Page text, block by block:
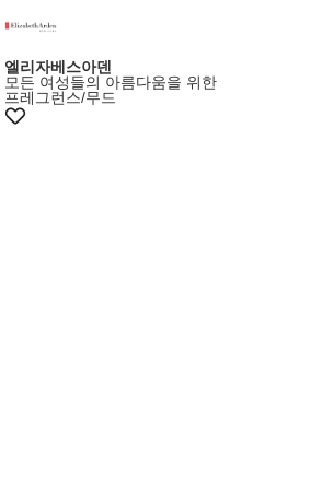
엘리자베스아덴
모든 여성들의 아름다움을 위한
프레그런스/무드